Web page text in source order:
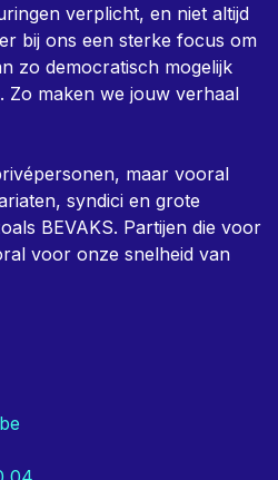
verplicht, en niet altijd
bij ons een sterke focus om
zo democratisch mogelijk
Zo maken we jouw verhaal
maar vooral
syndici en grote
BEVAKS. Partijen die voor
voor onze snelheid van